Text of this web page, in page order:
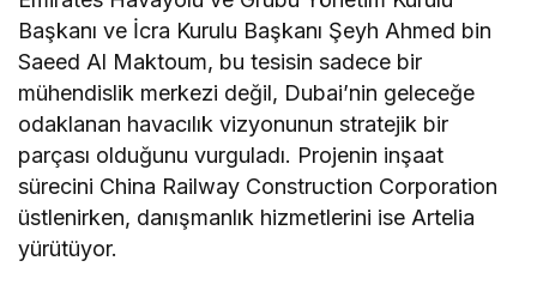
Başkanı ve İcra Kurulu Başkanı Şeyh Ahmed bin
Saeed Al Maktoum, bu tesisin sadece bir
mühendislik merkezi değil, Dubai’nin geleceğe
odaklanan havacılık vizyonunun stratejik bir
parçası olduğunu vurguladı. Projenin inşaat
sürecini China Railway Construction Corporation
üstlenirken, danışmanlık hizmetlerini ise Artelia
yürütüyor.